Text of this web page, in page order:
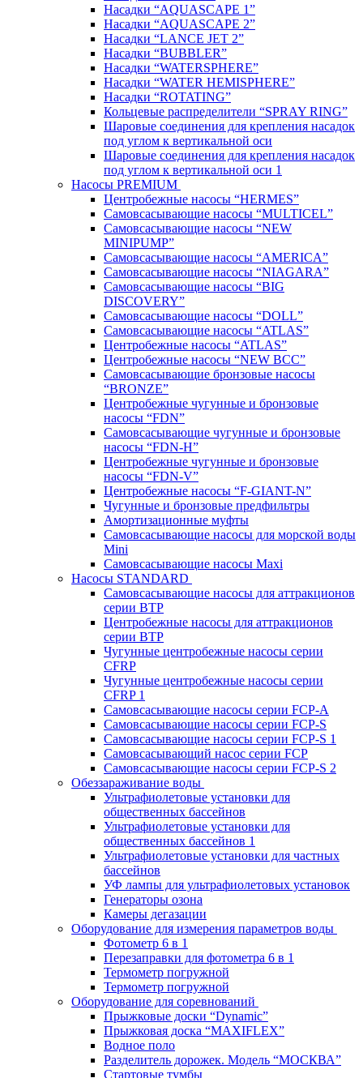
Насадки “AQUASCAPE 1”
Насадки “AQUASCAPE 2”
Насадки “LANCE JET 2”
Насадки “BUBBLER”
Насадки “WATERSPHERE”
Насадки “WATER HEMISPHERE”
Насадки “ROTATING”
Кольцевые распределители “SPRAY RING”
Шаровые соединения для крепления насадок
под углом к вертикальной оси
Шаровые соединения для крепления насадок
под углом к вертикальной оси 1
Насосы PREMIUM
Центробежные насосы “HERMES”
Самовсасывающие насосы “MULTICEL”
Самовсасывающие насосы “NEW
MINIPUMP”
Самовсасывающие насосы “AMERICA”
Самовсасывающие насосы “NIAGARA”
Самовсасывающие насосы “BIG
DISCOVERY”
Самовсасывающие насосы “DOLL”
Самовсасывающие насосы “ATLAS”
Центробежные насосы “ATLAS”
Центробежные насосы “NEW BCC”
Самовсасывающие бронзовые насосы
“BRONZE”
Центробежные чугунные и бронзовые
насосы “FDN”
Самовсасывающие чугунные и бронзовые
насосы “FDN-Н”
Центробежные чугунные и бронзовые
насосы “FDN-V”
Центробежные насосы “F-GIANT-N”
Чугунные и бронзовые предфильтры
Амортизационные муфты
Самовсасывающие насосы для морской воды
Mini
Самовсасывающие насосы Maxi
Насосы STANDARD
Самовсасывающие насосы для аттракционов
серии BTP
Центробежные насосы для аттракционов
серии BTP
Чугунные центробежные насосы серии
CFRP
Чугунные центробежные насосы серии
CFRP 1
Самовсасывающие насосы серии FCP-A
Самовсасывающие насосы серии FCP-S
Самовсасывающие насосы серии FCP-S 1
Самовсасывающий насос серии FCP
Самовсасывающие насосы серии FCP-S 2
Обеззараживание воды
Ультрафиолетовые установки для
общественных бассейнов
Ультрафиолетовые установки для
общественных бассейнов 1
Ультрафиолетовые установки для частных
бассейнов
УФ лампы для ультрафиолетовых установок
Генераторы озона
Камеры дегазации
Оборудование для измерения параметров воды
Фотометр 6 в 1
Перезаправки для фотометра 6 в 1
Термометр погружной
Термометр погружной
Оборудование для соревнований
Прыжковые доски “Dynamic”
Прыжковая доска “MAXIFLEX”
Водное поло
Разделитель дорожек. Модель “МОСКВА”
Стартовые тумбы